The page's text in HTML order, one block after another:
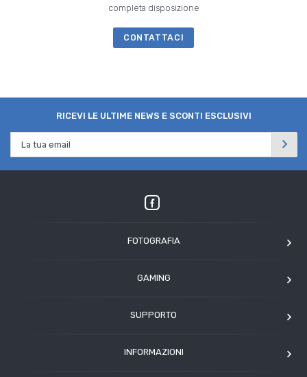
completa disposizione
CONTATTACI
RICEVI LE ULTIME NEWS E SCONTI ESCLUSIVI
FOTOGRAFIA
Angelbird
HP
GAMING
Arcade1Up
SUPPORTO
INFORMAZIONI